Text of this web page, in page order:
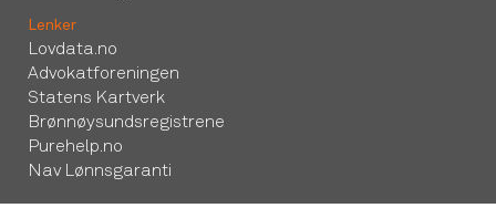
Lenker
Lovdata.no
Advokatforeningen
Statens Kartverk
Brønnøysundsregistrene
Purehelp.no
Nav Lønnsgaranti